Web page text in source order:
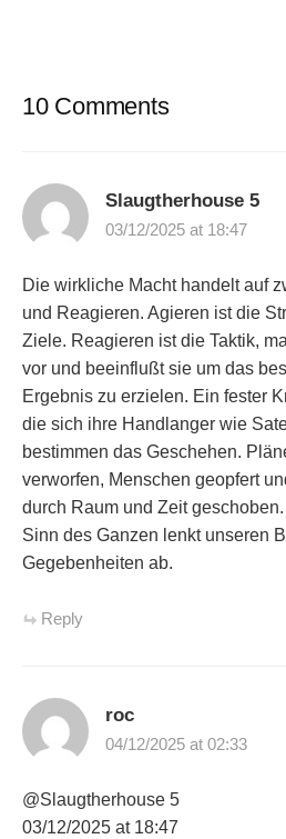
10 Comments
Slaugtherhouse 5
03/12/2025 at 18:47
Die wirkliche Macht handelt auf
und Reagieren. Agieren ist die
Ziele. Reagieren ist die Taktik,
vor und beeinflußt sie um das
Ergebnis zu erzielen. Ein fester
die sich ihre Handlanger wie
bestimmen das Geschehen.
verworfen, Menschen geopfert
durch Raum und Zeit
Sinn des Ganzen lenkt unseren
Gegebenheiten ab.
Reply
roc
04/12/2025 at 02:33
@Slaugtherhouse 5
03/12/2025 at 18:47